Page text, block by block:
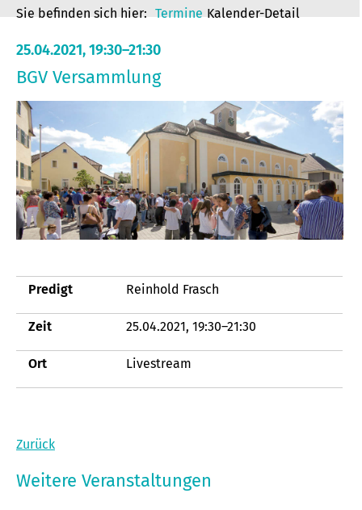
Termine Kalender-Detail
25.04.2021, 19:30–21:30
BGV Versammlung
Predigt Reinhold Frasch
Zeit 25.04.2021, 19:30–21:30
Ort Livestream
Zurück
Weitere Veranstaltungen